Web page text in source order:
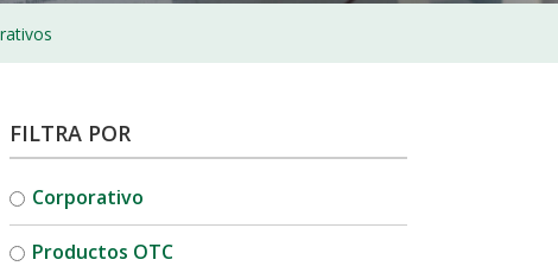
FILTRA POR
Corporativo
Productos OTC